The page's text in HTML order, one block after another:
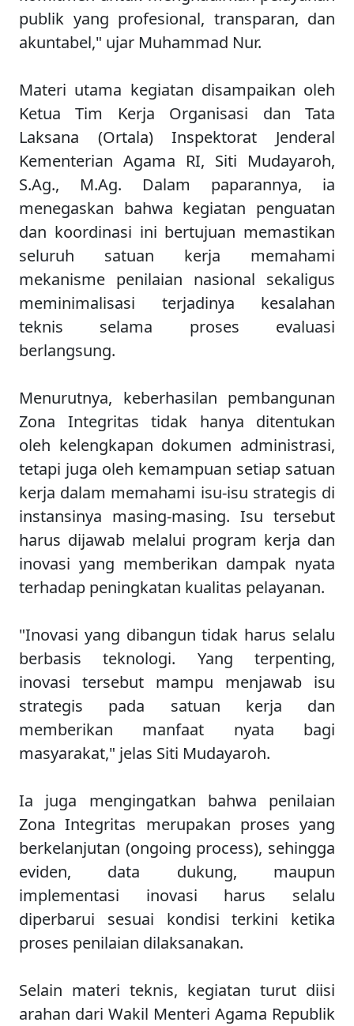
publik yang profesional, transparan, dan
akuntabel," ujar Muhammad Nur.
Materi utama kegiatan disampaikan oleh
Ketua Tim Kerja Organisasi dan Tata
Laksana (Ortala) Inspektorat Jenderal
Kementerian Agama RI, Siti Mudayaroh,
S.Ag., M.Ag. Dalam paparannya, ia
menegaskan bahwa kegiatan penguatan
dan koordinasi ini bertujuan memastikan
seluruh satuan kerja memahami
mekanisme penilaian nasional sekaligus
meminimalisasi terjadinya kesalahan
teknis selama proses evaluasi
berlangsung.
Menurutnya, keberhasilan pembangunan
Zona Integritas tidak hanya ditentukan
oleh kelengkapan dokumen administrasi,
tetapi juga oleh kemampuan setiap satuan
kerja dalam memahami isu-isu strategis di
instansinya masing-masing. Isu tersebut
harus dijawab melalui program kerja dan
inovasi yang memberikan dampak nyata
terhadap peningkatan kualitas pelayanan.
"Inovasi yang dibangun tidak harus selalu
berbasis teknologi. Yang terpenting,
inovasi tersebut mampu menjawab isu
strategis pada satuan kerja dan
memberikan manfaat nyata bagi
masyarakat," jelas Siti Mudayaroh.
Ia juga mengingatkan bahwa penilaian
Zona Integritas merupakan proses yang
berkelanjutan (ongoing process), sehingga
eviden, data dukung, maupun
implementasi inovasi harus selalu
diperbarui sesuai kondisi terkini ketika
proses penilaian dilaksanakan.
Selain materi teknis, kegiatan turut diisi
arahan dari Wakil Menteri Agama Republik